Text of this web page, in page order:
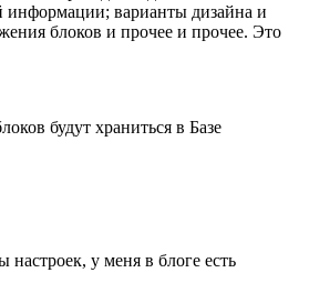
варианты дизайна и
блоков и прочее и прочее. Это
будут храниться в Базе
настроек, у меня в блоге есть